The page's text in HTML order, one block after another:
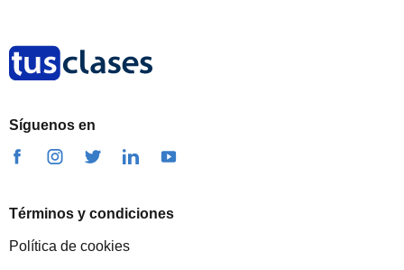
Síguenos en
Términos y condiciones
Política de cookies